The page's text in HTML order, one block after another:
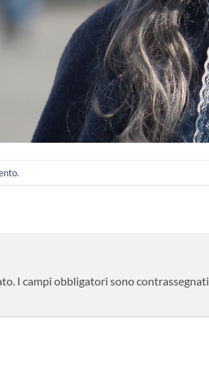
.
I campi obbligatori sono contrassegnati